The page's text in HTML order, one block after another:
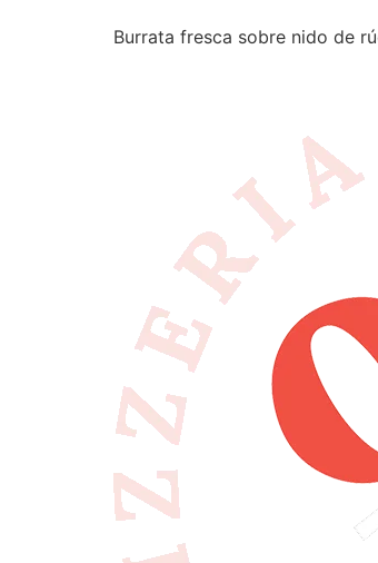
Burrata fresca sobre nido de